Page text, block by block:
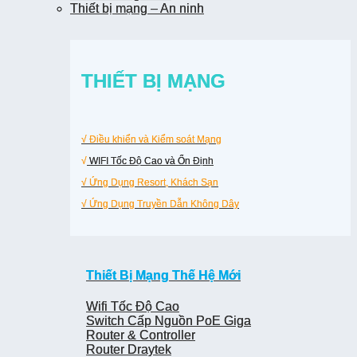
Thiết bị mạng – An ninh
THIẾT BỊ MẠNG
√ Điều khiển và Kiểm soát Mạng
√ WIFI Tốc Độ Cao và Ổn Định
√ Ứng Dụng Resort, Khách Sạn
√ Ứng Dụng Truyền Dẫn Không Dây
Thiết Bị Mạng Thế Hệ Mới
Wifi Tốc Độ Cao
Switch Cấp Nguồn PoE Giga
Router & Controller
Router Draytek
Thiết bị mạng – An ninh
THIẾT BỊ MẠNG
√ Điều khiển và Kiểm soát Mạng
√ WIFI Tốc Độ Cao và Ổn Định
√ Ứng Dụng Resort, Khách Sạn
√ Ứng Dụng Truyền Dẫn Không Dây
Thiết Bị Mạng Thế Hệ Mới
Wifi Tốc Độ Cao
Switch Cấp Nguồn PoE Giga
Router & Controller
Router Draytek